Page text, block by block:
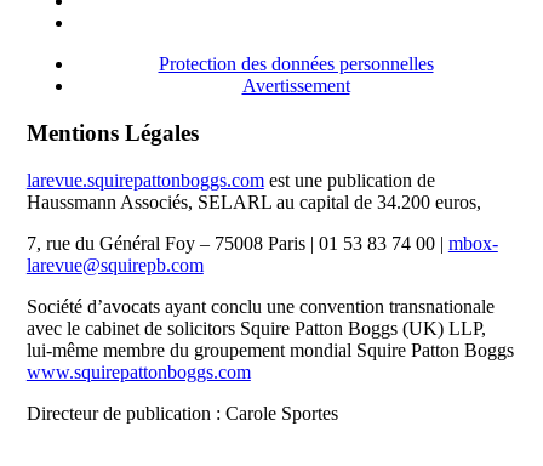
Protection des données personnelles
Avertissement
Mentions Légales
larevue.squirepattonboggs.comest une publication de
Haussmann Associés, SELARL au capital de 34.200 euros,
7, rue du Général Foy – 75008 Paris | 01 53 83 74 00 | mbox-
larevue@squirepb.com
Société d’avocats ayant conclu une convention transnationale
avec le cabinet de solicitors Squire Patton Boggs (UK) LLP,
lui-même membre du groupement mondial Squire Patton Boggs
www.squirepattonboggs.com
Directeur de publication : Carole Sportes